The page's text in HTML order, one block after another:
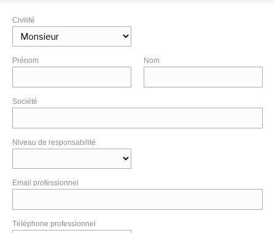
Civilité
Prénom Nom
Société
Niveau de responsabilité
Email professionnel
Téléphone professionnel